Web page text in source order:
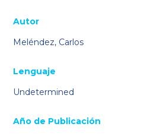
Autor
Meléndez, Carlos
Lenguaje
Undetermined
Año de Publicación